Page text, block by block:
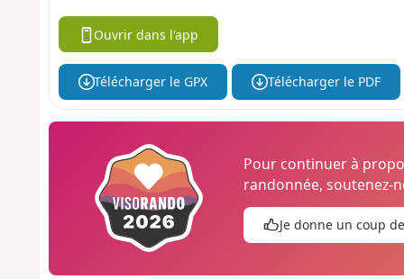
Ouvrir dans l'app
Télécharger le GPX Télécharger le PDF
Pour continuer à
randonnée, soutenez-
Je donne un coup